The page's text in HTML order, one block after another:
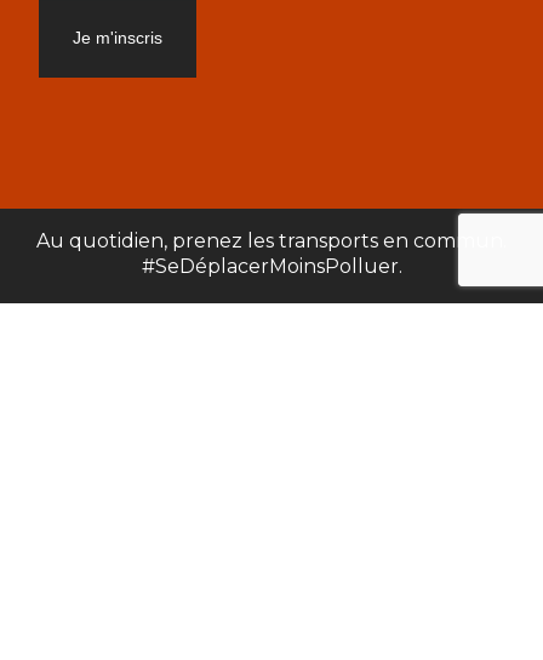
Au quotidien, prenez les transports en commun.
#SeDéplacerMoinsPolluer.